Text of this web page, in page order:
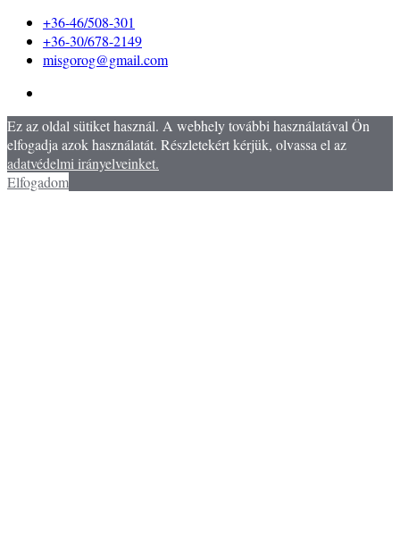
+36-46/508-301
+36-30/678-2149
misgorog@gmail.com
Ez az oldal sütiket használ. A webhely további használatával Ön
elfogadja azok használatát. Részletekért kérjük, olvassa el az
adatvédelmi irányelveinket.
Elfogadom